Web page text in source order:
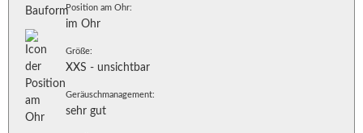
Position am Ohr:
im Ohr
Größe:
XXS - unsichtbar
Geräuschmanagement:
sehr gut